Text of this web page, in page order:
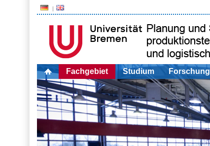
Fachgebiet Studium Forschung